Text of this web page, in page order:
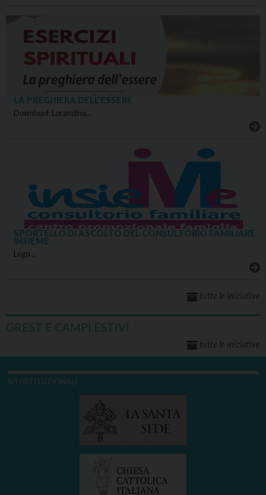
LA PREGHIERA DELL’ESSERE
Download: Locandina…
SPORTELLO DI ASCOLTO DEL CONSULTORIO FAMILIARE
INSIEME
Logo…
tutte le iniziative
GREST E CAMPI ESTIVI
tutte le iniziative
SITI ISTITUZIONALI